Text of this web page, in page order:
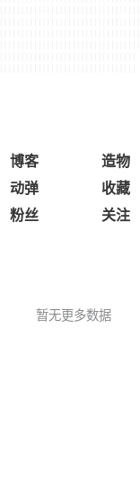
博客
造物
动弹
收藏
粉丝 关注
暂无更多数据